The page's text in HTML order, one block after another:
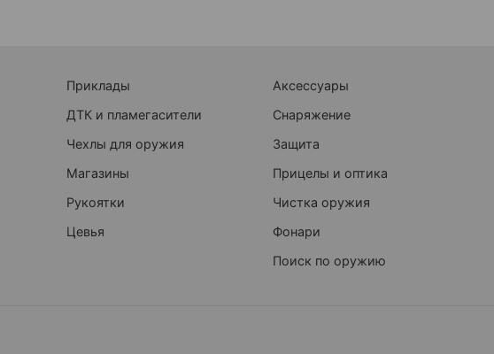
Приклады
ДТК и пламегасители
Чехлы для оружия
Магазины
Рукоятки
Цевья
Аксессуары
Снаряжение
Защита
Прицелы и оптика
Чистка оружия
Фонари
Поиск по оружию